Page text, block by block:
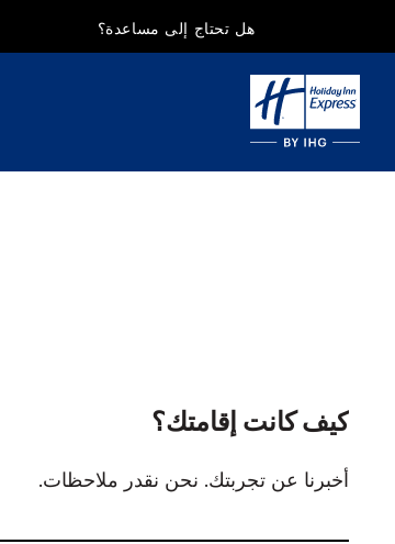
هل تحتاج إلى مساعدة؟
كيف كانت إقامتك؟
أخبرنا عن تجربتك. نحن نقدر ملاحظات.